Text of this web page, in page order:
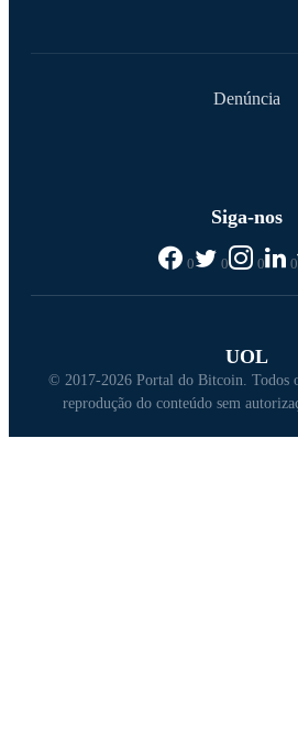
Denúncia
Siga-nos
0 0 0 0
UOL
© 2017-2026 Portal do Bitcoin. Todos
reprodução do conteúdo sem